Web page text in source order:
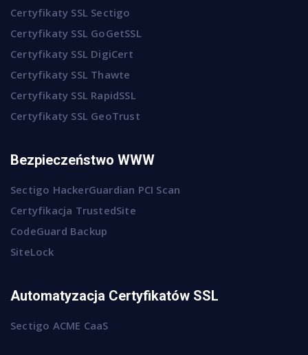
Certyfikaty SSL Sectigo
Certyfikaty SSL GoGetSSL
Certyfikaty SSL DigiCert
Certyfikaty SSL Thawte
Certyfikaty SSL RapidSSL
Certyfikaty SSL GeoTrust
Bezpieczeństwo WWW
Sectigo HackerGuardian PCI Scan
Certyfikacja TrustedSite
CodeGuard Backup
SiteLock
Automatyzacja Certyfikatów SSL
Sectigo ACME CaaS